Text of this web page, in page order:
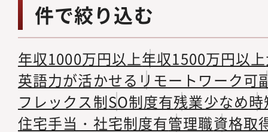
件で絞り込む
年収1000万円以上年収1500万円以上
英語力が活かせる リモートワーク可
フレックス制SO制度有残業少なめ
住宅手当・社宅制度有管理職資格取